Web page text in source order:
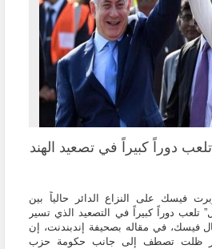
تلعب دوراً كبيراً في تصعيد الهند
فيسك على النزاع الدائر حالياً بين
تلعب دوراً كبيراً في التصعيد الذي تسير
فيسك، في مقاله بصحيفة إندبندنت، إن
ظلت تصطف إلى جانب حكومة حزب